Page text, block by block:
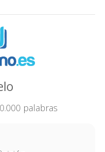
palabras